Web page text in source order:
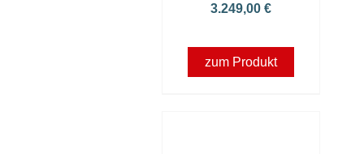
3.249,00€
zum Produkt